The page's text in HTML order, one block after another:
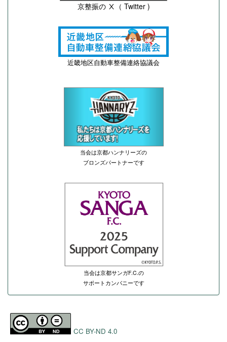
京整振の Ⅹ（ Twitter )
近畿地区自動車整備連絡協議会
当会は京都ハンナリーズの
ブロンズパートナーです
当会は京都サンガF.C.の
サポートカンパニーです
CC BY-ND 4.0